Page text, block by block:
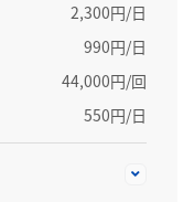
2,300円/日
990円/日
44,000円/回
550円/日